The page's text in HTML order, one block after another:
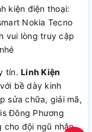
kiện điện thoại:
Nokia Tecno
vui lòng truy cập
tín. Linh Kiện
bề dày kinh
sửa chữa, giải mã,
Đông Phương
cho đội ngũ nhân